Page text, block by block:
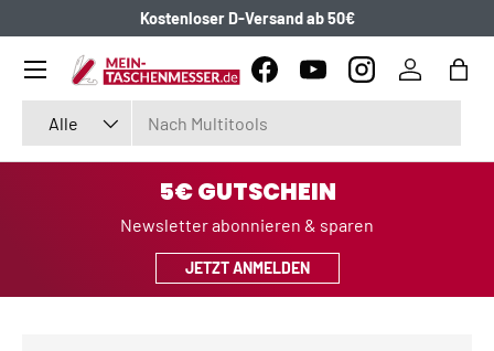
DIREKT ZUM INHALT
Kostenloser D-Versand ab 50€
Alle
FacebookYouTubeInstagramEinloggen
Menü
5€ GUTSCHEIN
Newsletter abonnieren & sparen
JETZT ANMELDEN